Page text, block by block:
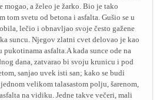
a želeo je žarko. Bio je tako
tom svetu od betona i asfalta. Gušio se u
lečio i obnavljao svoje često gažene
suncu. Njegov zlatni cvet delovao je kao
asfalta.A kada sunce ode na
dana, zatvarao bi svoju krunicu i pod
sanjao uvek isti san; kako se budi
velikom talasastom polju, šarenom,
na vidiku. Jedne takve večeri, mali